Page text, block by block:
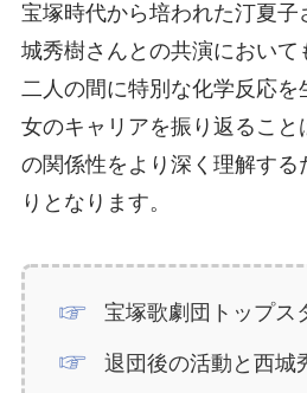
宝塚時代から培われた汀夏子
城秀樹さんとの共演において
二人の間に特別な化学反応を
女のキャリアを振り返ること
の関係性をより深く理解する
りとなります。
宝塚歌劇団トップス
退団後の活動と西城